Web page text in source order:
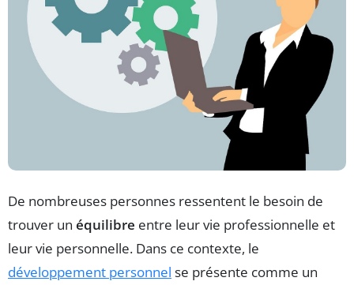
De nombreuses personnes ressentent le besoin de
trouver un équilibre entre leur vie professionnelle et
leur vie personnelle. Dans ce contexte, le
développement personnel se présente comme un